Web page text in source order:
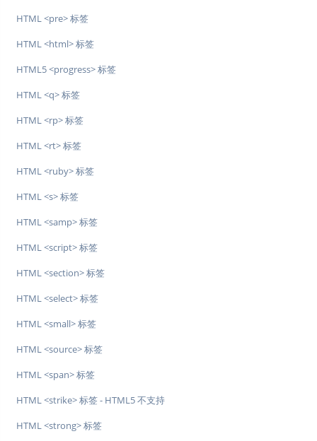
HTML <pre> 标签
HTML <html> 标签
HTML5 <progress> 标签
HTML <q> 标签
HTML <rp> 标签
HTML <rt> 标签
HTML <ruby> 标签
HTML <s> 标签
HTML <samp> 标签
HTML <script> 标签
HTML <section> 标签
HTML <select> 标签
HTML <small> 标签
HTML <source> 标签
HTML <span> 标签
HTML <strike> 标签 - HTML5 不支持
HTML <strong> 标签